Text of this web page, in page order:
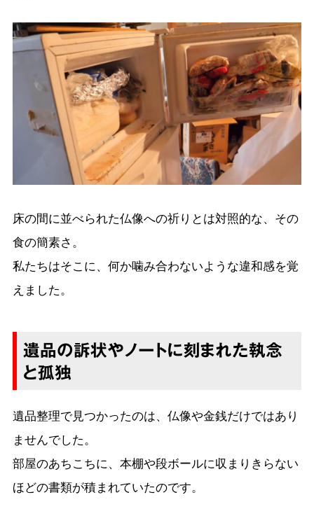
床の間に並べられた仏像への祈りとは対照的な、その
食の簡素さ。
私たちはそこに、何か噛み合わないような違和感を覚
えました。
遺品の訴状やノートに刻まれた執念
と孤独
遺品整理で見つかったのは、仏像や金銭だけではあり
ませんでした。
部屋のあちこちに、本棚や段ボールに収まりきらない
ほどの書類が積まれていたのです。